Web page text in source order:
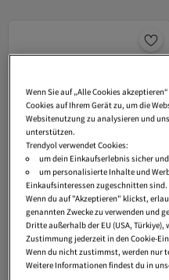
Wenn Sie auf „Alle Cookies
Cookies auf Ihrem Gerät zu, um die
Websitenutzung zu analysieren und
unterstützen.
Trendyol verwendet Cookies:
um dein Einkaufserlebnis sicher
um personalisierte Inhalte und
Einkaufsinteressen zugeschnitten sind.
Wenn du auf "Akzeptieren" klickst,
genannten Zwecke zu verwenden und
Dritte außerhalb der EU (USA,
Zustimmung jederzeit in den Cookie-
Wenn du nicht zustimmst, werden nur
Weitere Informationen findest du in